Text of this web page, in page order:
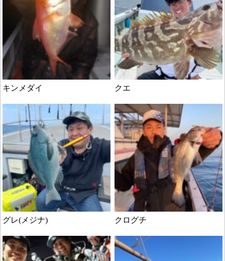
キンメダイ クエ
グレ(メジナ) クログチ